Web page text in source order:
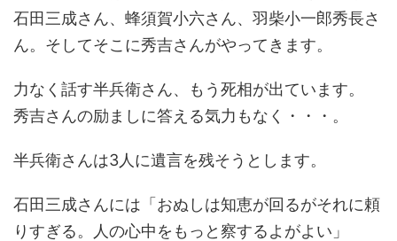
石田三成さん、蜂須賀小六さん、羽柴小一郎秀長さ
ん。そしてそこに秀吉さんがやってきます。
力なく話す半兵衛さん、もう死相が出ています。
秀吉さんの励ましに答える気力もなく・・・。
半兵衛さんは3人に遺言を残そうとします。
石田三成さんには「おぬしは知恵が回るがそれに頼
りすぎる。人の心中をもっと察するよがよい」